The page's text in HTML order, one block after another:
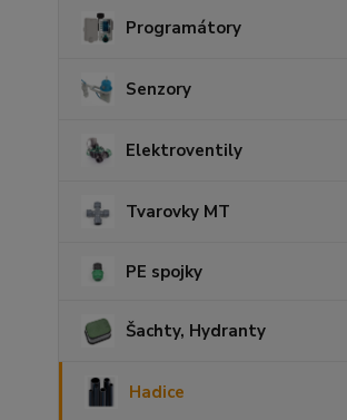
Programátory
Senzory
Elektroventily
Tvarovky MT
PE spojky
Šachty, Hydranty
Hadice